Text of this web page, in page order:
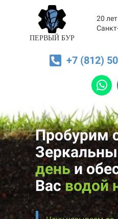
ПЕРВЫЙ БУР
20
+7 (812)
Пробурим
деньи
Васводой